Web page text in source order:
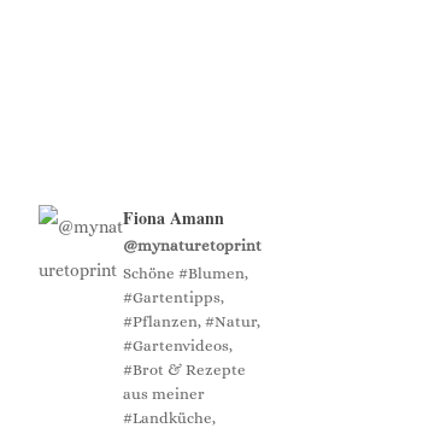
Fiona Amann
@mynaturetoprint
Schöne #Blumen,
#Gartentipps,
#Pflanzen, #Natur,
#Gartenvideos,
#Brot & Rezepte
aus meiner
#Landküche,